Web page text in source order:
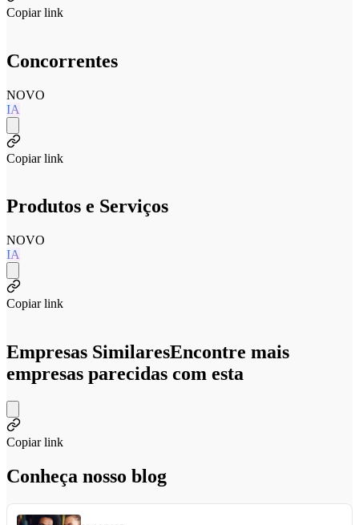
Copiar link
Concorrentes
NOVO
IA
Copiar link
Produtos e Serviços
NOVO
IA
Copiar link
Empresas SimilaresEncontre mais
empresas parecidas com esta
Copiar link
Conheça nosso blog